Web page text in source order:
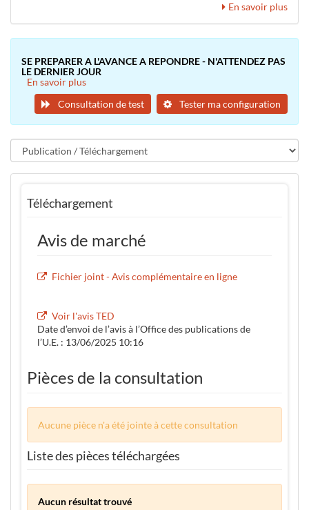
En savoir plus
SE PREPARER A L'AVANCE A REPONDRE - N'ATTENDEZ PAS
LE DERNIER JOUR
En savoir plus
Tester ma configuration
Consultation de test
Téléchargement
Avis de marché
Fichier joint - Avis complémentaire en ligne
Voir l'avis TED
Date d’envoi de l’avis à l’Office des publications de
l’U.E. : 13/06/2025 10:16
Pièces de la consultation
Aucune pièce n'a été jointe à cette consultation
Liste des pièces téléchargées
Aucun résultat trouvé